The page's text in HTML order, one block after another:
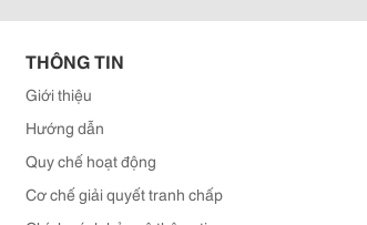
THÔNG TIN
Giới thiệu
Hướng dẫn
Quy chế hoạt động
Cơ chế giải quyết tranh chấp